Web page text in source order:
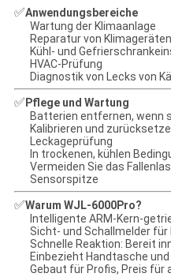
✅Anwendungsbereiche
Wartung der Klimaanlage
Reparatur von Klimageräten
Kühl- und
HVAC-Prüfung
Diagnostik von Lecks von
✅ Pflege und Wartung
Batterien entfernen, wenn
Kalibrieren und
Leckageprüfung
In trockenen, kühlen
Vermeiden Sie das
Sensorspitze
✅Warum WJL-6000Pro?
Intelligente ARM-Kern-
Sicht- und Schallmelder
Schnelle Reaktion: Bereit
Einbezieht Handtasche
Gebaut für Profis, Preis für